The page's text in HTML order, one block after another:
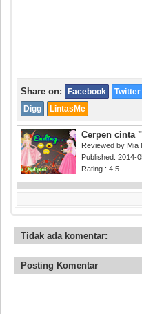
Share on: Facebook Twitter
Digg
LintasMe
Cerpen cinta
Reviewed by Mia
Published:2014-
Rating :4.5
Tidak ada komentar:
Posting Komentar